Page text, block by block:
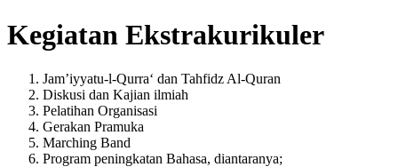
Kegiatan Ekstrakurikuler
Jam’iyyatu-l-Qurra‘ dan Tahfidz Al-Quran
Diskusi dan Kajian ilmiah
Pelatihan Organisasi
Gerakan Pramuka
Marching Band
Program peningkatan Bahasa, diantaranya;